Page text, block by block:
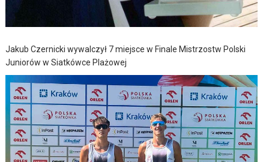
Jakub Czernicki wywalczył 7 miejsce w Finale Mistrzostw Polski
Juniorów w Siatkówce Plażowej